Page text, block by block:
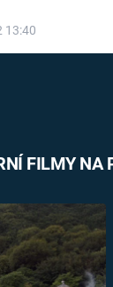
13:40
FILMY NA